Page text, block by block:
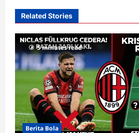
g
a
t
i
o
n
Related Stories
5 minutes read
Berita Bola